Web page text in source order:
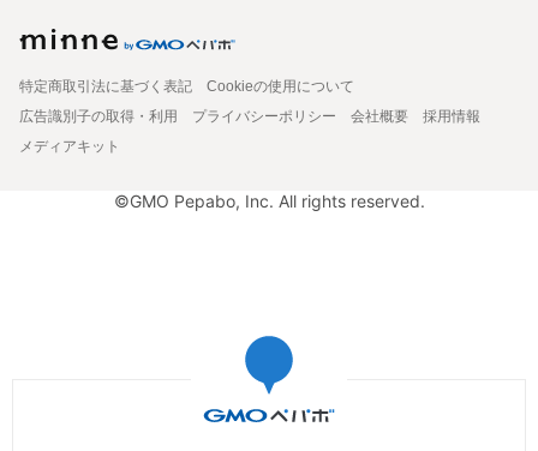
特定商取引法に基づく表記
Cookieの使用について
広告識別子の取得・利用
プライバシーポリシー 会社概要
採用情報
メディアキット
©GMO Pepabo, Inc. All rights reserved.